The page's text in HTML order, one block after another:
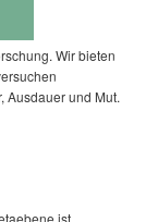
Wir bieten
Ausdauer und Mut.